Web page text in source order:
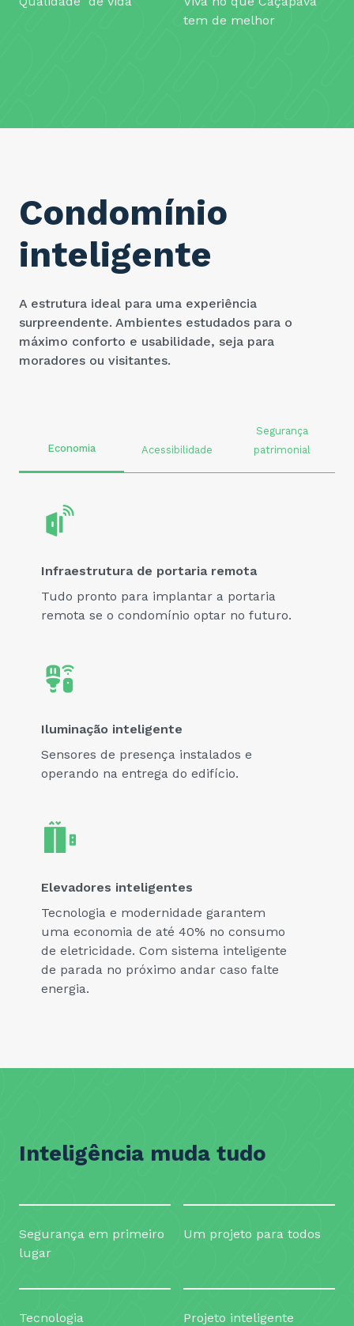
tem de melhor
Condomínio
inteligente
A estrutura ideal para uma experiência
surpreendente. Ambientes estudados para o
máximo conforto e usabilidade, seja para
moradores ou visitantes.
Economia Acessibilidade
Segurança
patrimonial
Infraestrutura de portaria remota
Tudo pronto para implantar a portaria
remota se o condomínio optar no futuro.
Iluminação inteligente
Sensores de presença instalados e
operando na entrega do edifício.
Elevadores inteligentes
Tecnologia e modernidade garantem
uma economia de até 40% no consumo
de eletricidade. Com sistema inteligente
de parada no próximo andar caso falte
energia.
Inteligência muda tudo
Segurança em primeiro
lugar
Um projeto para todos
Tecnologia Projeto inteligente